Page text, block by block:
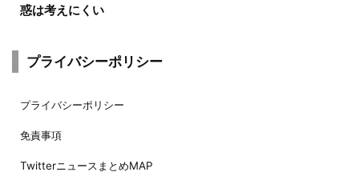
惑は考えにくい
プライバシーポリシー
プライバシーポリシー
免責事項
TwitterニュースまとめMAP